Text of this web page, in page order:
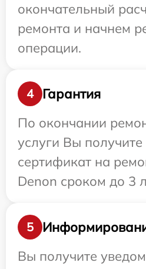
окончательный
ремонта и начнем
операции.
4
Гарантия
По окончании
услуги Вы
сертификат на
Denon сроком до 3
5
Вы получите